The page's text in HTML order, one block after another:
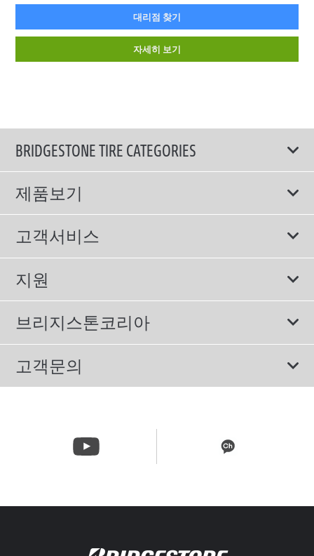
대리점 찾기
자세히 보기
BRIDGESTONE TIRE CATEGORIES
제품보기
모두
스포츠 타이어
컴포트 타이어
친환경 타이어
SUV/RV 타이어
겨울용 타이어
고객서비스
보증서비스
에너지소비효율등급제도
지원
이용약관
개인정보처리방침
브리지스톤코리아
회사소개
올림픽활동
뉴스릴리즈
고객문의
주문&배송 문의 070-4398-2824